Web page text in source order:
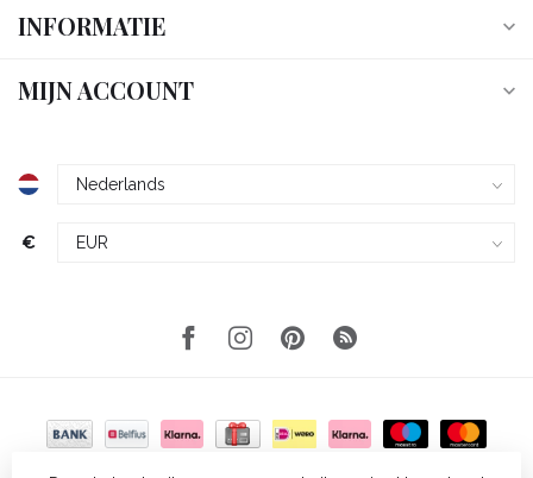
INFORMATIE
MIJN ACCOUNT
€